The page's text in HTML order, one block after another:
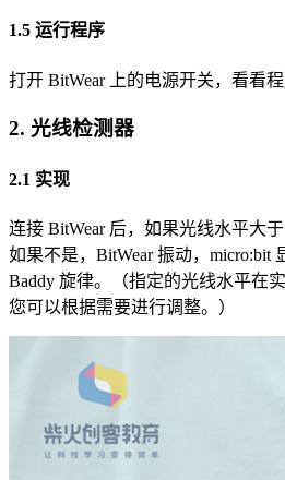
1.5 运行程序
打开 BitWear 上的电源开关，看看
2. 光线检测器
2.1 实现
连接 BitWear 后，如果光线水平大
如果不是，BitWear 振动，micro:bit
Baddy 旋律。（指定的光线水平在
您可以根据需要进行调整。）